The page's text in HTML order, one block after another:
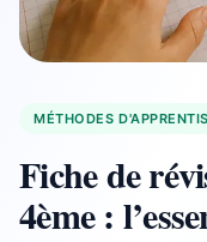
MÉTHODES
Fiche de
4ème :